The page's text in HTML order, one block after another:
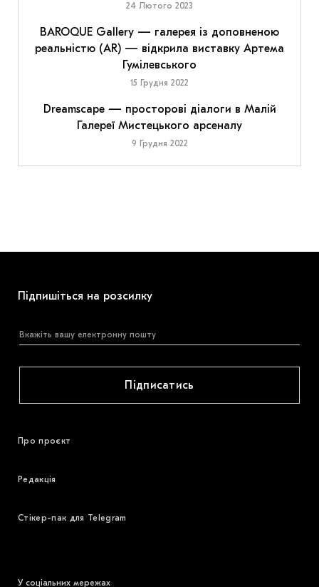
24 Лютого 2023
BAROQUE Gallery — галерея із доповненою
реальністю (AR) — відкрила виставку Артема
Гумілевського
15 Грудня 2022
Dreamscape — просторові діалоги в Малій
Галереї Мистецького арсеналу
9 Грудня 2022
Підпишіться на розсилку
Підписатись
Про проєкт
Редакція
Стікер-пак для Telegram
У соціальних мережах